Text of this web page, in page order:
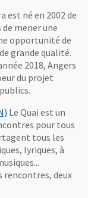
fenêtre
est né en 2002 de
mener une
opportunité de
grande qualité.
2018, Angers
du projet
, Ouvre une
Le Quai est un
pour tous
tous les
lyriques, à
rencontres, deux